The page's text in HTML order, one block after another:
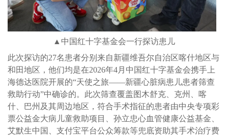
▲中国红十字基金会一行探访患儿
此次探访的27名患者分别来自新疆维吾尔自治区喀什地区与
和田地区，他们均是在2026年4月中国红十字基金会携手上
海德达医院开展的“天使之旅——新疆心脏病患儿患者筛查
救助行动”中确诊的。此次筛查覆盖图木舒克、克州、喀
什、巴州及其周边地区，符合手术指征的患者由中央专项彩
票公益金大病儿童救助项目、孙立忠心血管健康公益基金、
艾默生中国、支付宝平台公众筹款等兜底资助其手术治疗费